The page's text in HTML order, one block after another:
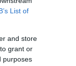
List of
and store
grant or
purposes